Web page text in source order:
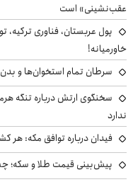
عقب‌نشینی» است
پول عربستان، فناوری
خاورمیانه!
سرطان تمام استخوان‌ها و
سخنگوی ارتش درباره تنگه
ندارد
فیدان درباره توافق مکه:
پیش‌بینی قیمت طلا و سکه؛